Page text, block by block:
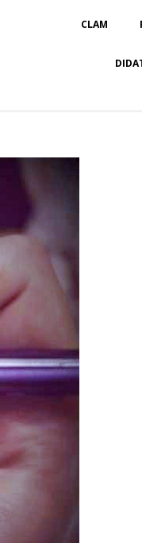
CLAM